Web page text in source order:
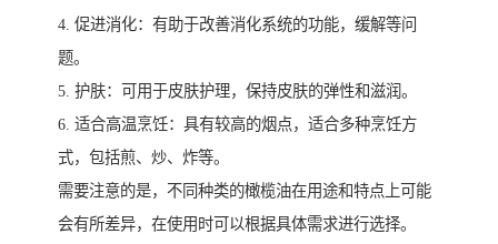
4. 促进消化：有助于改善消化系统的功能，缓解等问
题。
5. 护肤：可用于皮肤护理，保持皮肤的弹性和滋润。
6. 适合高温烹饪：具有较高的烟点，适合多种烹饪方
式，包括煎、炒、炸等。
需要注意的是，不同种类的橄榄油在用途和特点上可能
会有所差异，在使用时可以根据具体需求进行选择。